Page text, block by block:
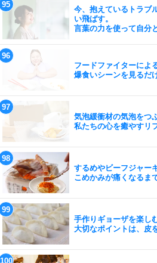
今、抱えているトラブ
い飛ばす。
言葉の力を使って自分
フードファイターによ
爆食いシーンを見るだ
気泡緩衝材の気泡をつ
私たちの心を癒やすリ
するめやビーフジャー
こめかみが痛くなるま
手作りギョーザを楽しむ
大切なポイントは、皮